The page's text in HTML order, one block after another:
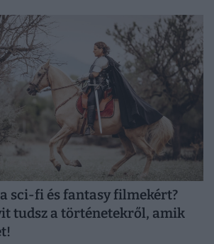
sci-fi és fantasy filmekért?
tudsz a történetekről, amik